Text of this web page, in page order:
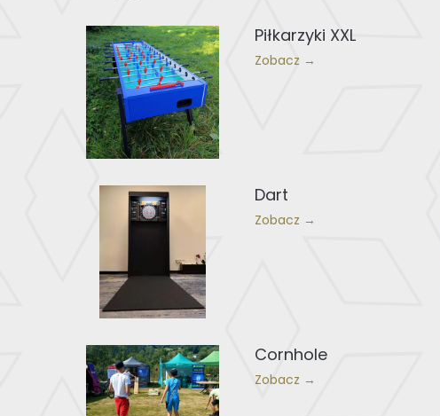
Piłkarzyki XXL
Zobacz →
Dart
Zobacz →
Cornhole
Zobacz →